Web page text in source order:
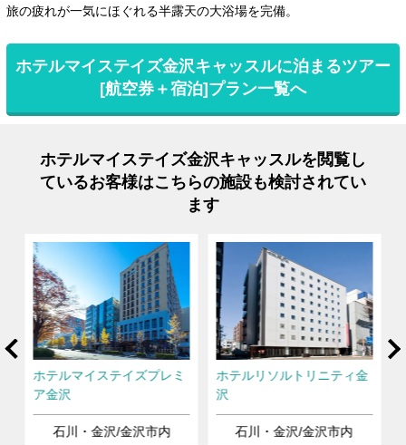
旅の疲れが一気にほぐれる半露天の大浴場を完備。
ホテルマイステイズ金沢キャッスルに泊まるツアー
[航空券＋宿泊]プラン一覧へ
ホテルマイステイズ金沢キャッスルを閲覧し
ているお客様はこちらの施設も検討されてい
ます
ホテルマイステイズプレミ
ア金沢
石川・金沢/金沢市内
ホテルリソルトリニティ金
沢
石川・金沢/金沢市内